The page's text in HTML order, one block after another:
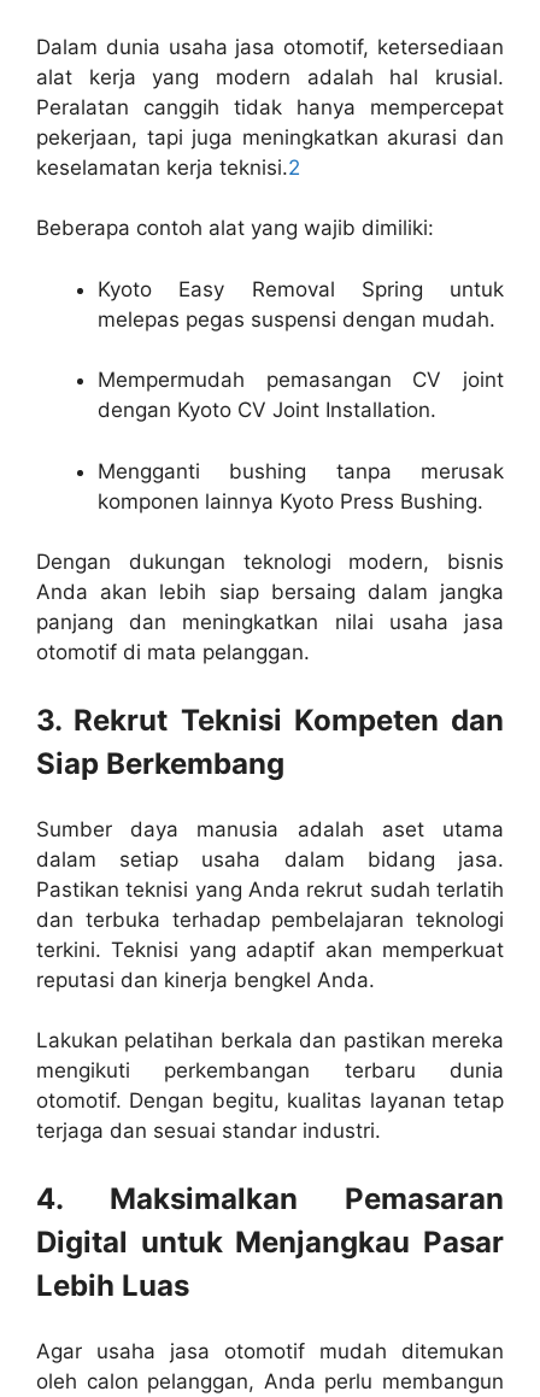
Dalam dunia usaha jasa otomotif, ketersediaan
alat kerja yang modern adalah hal krusial.
Peralatan canggih tidak hanya mempercepat
pekerjaan, tapi juga meningkatkan akurasi dan
keselamatan kerja teknisi.2
Beberapa contoh alat yang wajib dimiliki:
Kyoto Easy Removal Spring untuk
melepas pegas suspensi dengan mudah.
Mempermudah pemasangan CV joint
dengan Kyoto CV Joint Installation.
Mengganti bushing tanpa merusak
komponen lainnya Kyoto Press Bushing.
Dengan dukungan teknologi modern, bisnis
Anda akan lebih siap bersaing dalam jangka
panjang dan meningkatkan nilai usaha jasa
otomotif di mata pelanggan.
3. Rekrut Teknisi Kompeten dan
Siap Berkembang
Sumber daya manusia adalah aset utama
dalam setiap usaha dalam bidang jasa.
Pastikan teknisi yang Anda rekrut sudah terlatih
dan terbuka terhadap pembelajaran teknologi
terkini. Teknisi yang adaptif akan memperkuat
reputasi dan kinerja bengkel Anda.
Lakukan pelatihan berkala dan pastikan mereka
mengikuti perkembangan terbaru dunia
otomotif. Dengan begitu, kualitas layanan tetap
terjaga dan sesuai standar industri.
4. Maksimalkan Pemasaran
Digital untuk Menjangkau Pasar
Lebih Luas
Agar usaha jasa otomotif mudah ditemukan
oleh calon pelanggan, Anda perlu membangun